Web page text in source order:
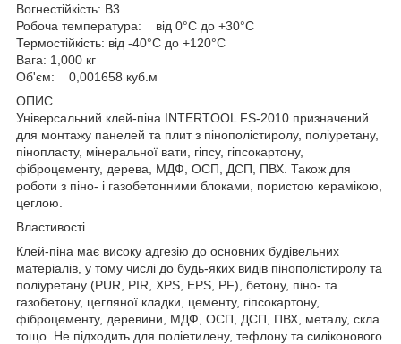
Вогнестійкість: B3
Робоча температура: від 0°С до +30°С
Термостійкість: від -40°С до +120°С
Вага: 1,000 кг
Об'єм: 0,001658 куб.м
ОПИС
Універсальний клей-піна INTERTOOL FS-2010 призначений
для монтажу панелей та плит з пінополістиролу, поліуретану,
пінопласту, мінеральної вати, гіпсу, гіпсокартону,
фіброцементу, дерева, МДФ, ОСП, ДСП, ПВХ. Також для
роботи з піно- і газобетонними блоками, пористою керамікою,
цеглою.
Властивості
Клей-піна має високу адгезію до основних будівельних
матеріалів, у тому числі до будь-яких видів пінополістиролу та
поліуретану (PUR, PIR, XPS, EPS, PF), бетону, піно- та
газобетону, цегляної кладки, цементу, гіпсокартону,
фіброцементу, деревини, МДФ, ОСП, ДСП, ПВХ, металу, скла
тощо. Не підходить для поліетилену, тефлону та силіконового